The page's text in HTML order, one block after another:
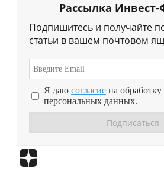
Рассылка Инвест-
Подпишитесь и получайте
статьи в вашем почтовом
Я даю согласие на
персональных данных.